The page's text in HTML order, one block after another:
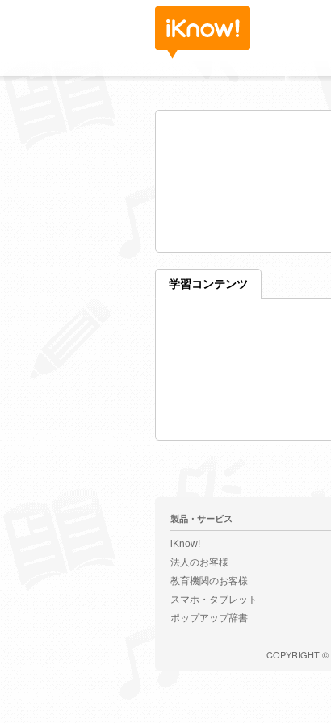
学習コンテンツ
製品・サービス
iKnow!
法人のお客様
教育機関のお客様
スマホ・タブレット
ポップアップ辞書
COPYRIGHT ©